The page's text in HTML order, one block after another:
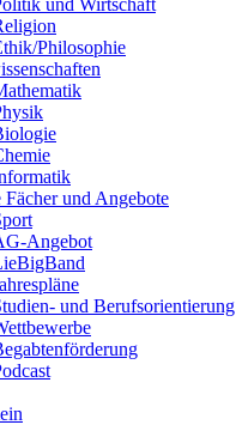
und Wirtschaft
Philosophie
Fächer und Angebote
Angebot
und Berufsorientierung